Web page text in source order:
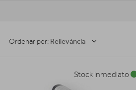
Ordenar per: Rellevància
Stock inmediato